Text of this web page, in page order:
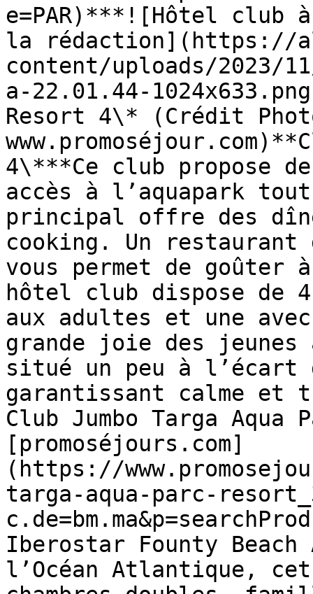
e=PAR)***![Hôtel
la rédaction](https://
content/uploads/2023/
a-22.01.44-
Resort 4\* (Crédit
4\***Ce club propose
accès à l’aquapark
principal offre des
cooking. Un restaurant
vous permet de goûter
hôtel club dispose de
aux adultes et une
grande joie des
situé un peu à
garantissant calme
Club Jumbo Targa
[promoséjours.com]
(https://
targa-aqua-parc-
Iberostar Founty
l’Océan Atlantique,